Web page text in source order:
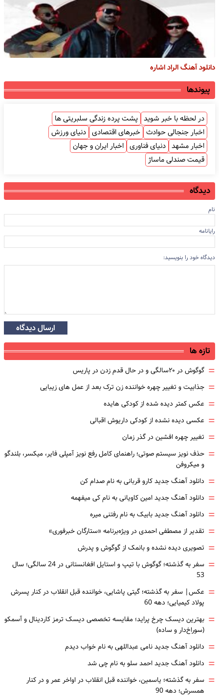
دانلود آهنگ الراد اشاره
پیوندها
در لحظه با خبر شوید پشت پرده زندگی سلبریتی ها
اخبار جنجالی حوادث خبرهای اقتصادی دنیای ورزش
اخبار مشهد دنیای فناوری اخبار ایران و جهان
قیمت صندلی ماساژ
دیدگاه
نام
رایانامه
دیدگاه خود را بنویسید:
ارسال دیدگاه
تازه ها
= گوگوش در ۲۰سالگی و در حال قدم زدن در پاریس
= جذابیت و تغییر چهره خواننده زن ترک بعد از عمل های زیبایی
= عکس کمتر دیده شده از کودکی هایده
= عکسی دیده نشده از کودکی داریوش اقبالی
= تغییر چهره افشین در گذر زمان
= حذف نویز سیستم صوتی؛ راهنمای کامل رفع نویز آمپلی فایر، میکسر، بلندگو
و میکروفن
= دانلود آهنگ جدید کارو قربانی به نام صدام کن
= دانلود آهنگ جدید امین کاویانی به نام کی میفهمه
= دانلود آهنگ جدید بابیک به نام رفتنی میره
= تقدیر از مصطفی احمدی در ویژه‌برنامه «ستارگان خبرفوری»
= تصویری دیده نشده و بانمک از گوگوش و پدرش
=
سفر به گذشته؛ گوگوش با تیپ و استایل افغانستانی در 24 سالگی؛ سال
53
= عکس| سفر به گذشته؛ گیتی پاشایی، خواننده قبل انقلاب در کنار پسرش
پولاد کیمیایی؛ دهه 60
= بهترین دیسک چرخ پراید؛ مقایسه تخصصی دیسک ترمز کاردینال و آسمکو
(سوراخ‌دار و ساده)
= دانلود آهنگ جدید نامی عبداللهی به نام خواب دیدم
= دانلود آهنگ جدید احمد سلو به نام چی شد
= سفر به گذشته؛ یاسمین، خواننده قبل انقلاب در اواخر عمر و در کنار
همسرش؛ دهه 90